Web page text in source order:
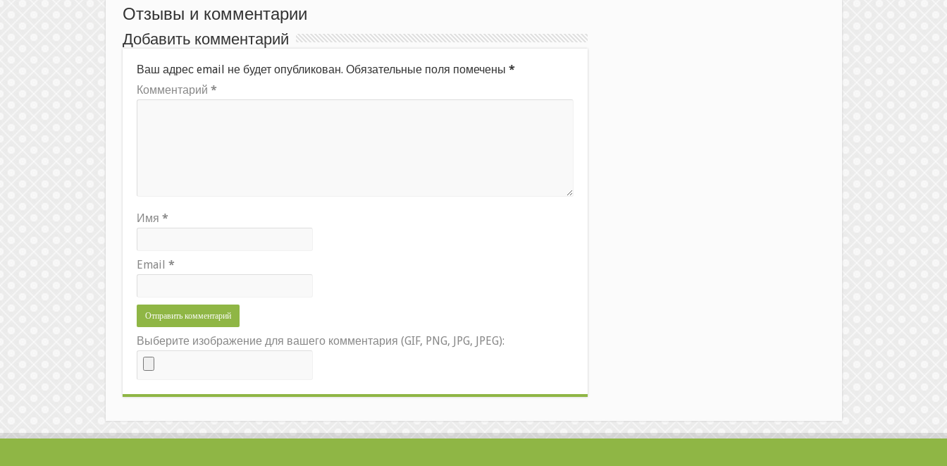
Отзывы и комментарии
Добавить комментарий
Ваш адрес email не будет опубликован. Обязательные поля помечены *
Комментарий *
Имя *
Email *
Выберите изображение для вашего комментария (GIF, PNG, JPG, JPEG):